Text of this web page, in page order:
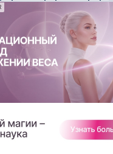
43.3 43.4
работа №7:
2.2
по 47.8 (Функция у
и её график
44.3 44.4